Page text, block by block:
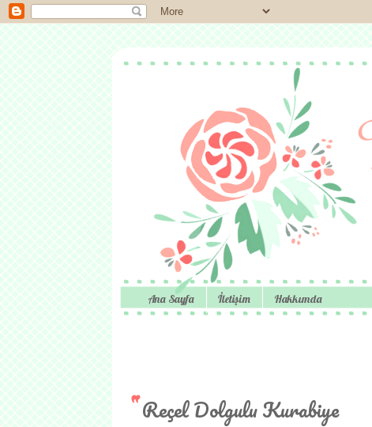
Ana Sayfa İletişim Hakkımda
Reçel Dolgulu Kurabiye